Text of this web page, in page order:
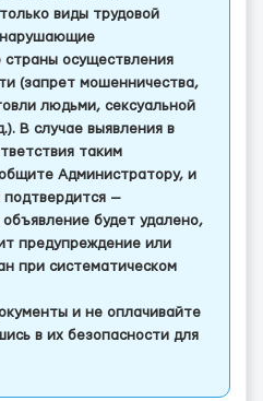
виды трудовой
нарушающие
страны осуществления
(запрет мошенничества,
людьми, сексуальной
В случае выявления в
таким
Администратору, и
—
будет удалено,
предупреждение или
при систематическом
и не оплачивайте
в их безопасности для